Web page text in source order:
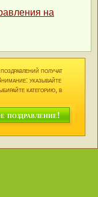
на
получат
указывайте
категорию, в
поздравление!